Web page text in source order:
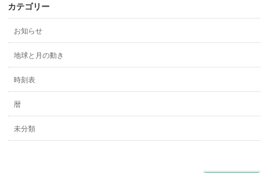
カテゴリー
お知らせ
地球と月の動き
時刻表
暦
未分類